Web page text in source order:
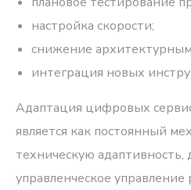
настройка скорости;
снижение
интеграция новых
Адаптация цифровых
является как постоянный
техническую
управленческое